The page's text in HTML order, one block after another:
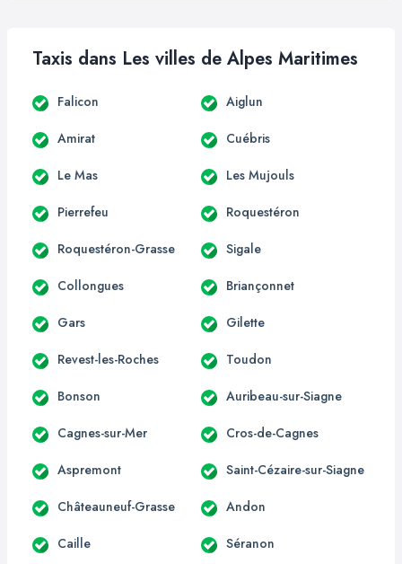
Taxis dans Les villes de Alpes Maritimes
Falicon Aiglun
Amirat Cuébris
Le Mas Les Mujouls
Pierrefeu Roquestéron
Roquestéron-Grasse Sigale
Collongues Briançonnet
Gars Gilette
Revest-les-Roches Toudon
Bonson Auribeau-sur-Siagne
Cagnes-sur-Mer Cros-de-Cagnes
Aspremont Saint-Cézaire-sur-Siagne
Châteauneuf-Grasse Andon
Caille Séranon